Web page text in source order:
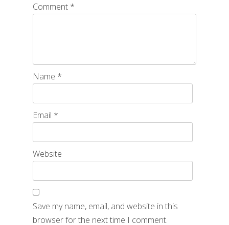
Comment *
Name *
Email *
Website
Save my name, email, and website in this
browser for the next time I comment.